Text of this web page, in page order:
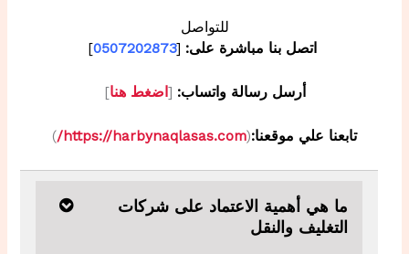
للتواصل
اتصل بنا مباشرة على: [
0507202873
]
أرسل رسالة واتساب: [ اضغط هنا]
تابعنا علي موقعنا:(
https://harbynaqlasas.com/
)
ما هي أهمية الاعتماد على شركات
التغليف والنقل